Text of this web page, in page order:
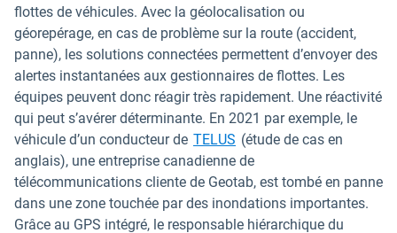
flottes de véhicules. Avec la géolocalisation ou
géorepérage, en cas de problème sur la route (accident,
panne), les solutions connectées permettent d’envoyer des
alertes instantanées aux gestionnaires de flottes. Les
équipes peuvent donc réagir très rapidement. Une réactivité
qui peut s’avérer déterminante. En 2021 par exemple, le
véhicule d’un conducteur de TELUS (étude de cas en
anglais), une entreprise canadienne de
télécommunications cliente de Geotab, est tombé en panne
dans une zone touchée par des inondations importantes.
Grâce au GPS intégré, le responsable hiérarchique du